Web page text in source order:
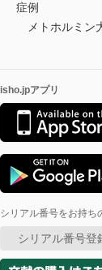
症例
メトホルミン
isho.jpアプリ
シリアル番号をお持ち
シリアル番号登